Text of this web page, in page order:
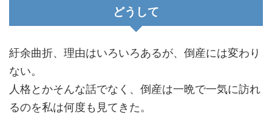
どうして
紆余曲折、理由はいろいろあるが、倒産には変わり
ない。
人格とかそんな話でなく、倒産は一晩で一気に訪れ
るのを私は何度も見てきた。